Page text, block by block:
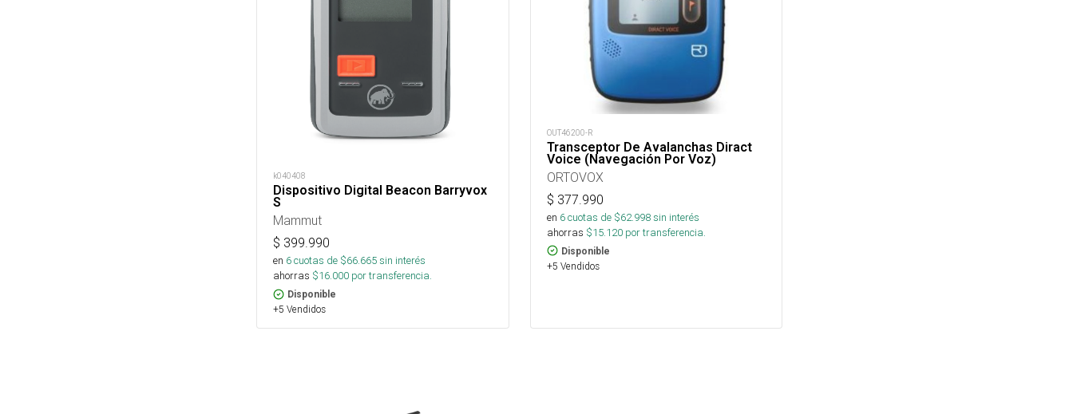
k040408
Dispositivo Digital Beacon Barryvox
S
Mammut
$ 399.990
en 6cuotas de $66.665sin interés
ahorras $16.000 por transferencia.
Disponible
+5 Vendidos
OUT46200-R
Transceptor De Avalanchas Diract
Voice (Navegación Por Voz)
ORTOVOX
$ 377.990
en 6cuotas de $62.998sin interés
ahorras $15.120por transferencia.
Disponible
+5 Vendidos